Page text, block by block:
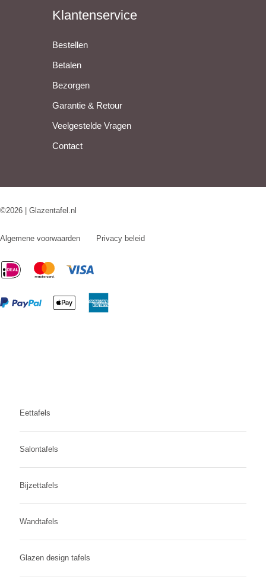
Klantenservice
Bestellen
Betalen
Bezorgen
Garantie & Retour
Veelgestelde Vragen
Contact
©2026 | Glazentafel.nl
Algemene voorwaarden Privacy beleid
Eettafels
Salontafels
Bijzettafels
Wandtafels
Glazen design tafels